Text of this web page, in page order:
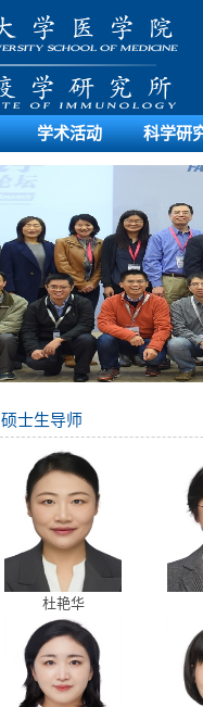
学术活动 科学研
硕士生导师
杜艳华